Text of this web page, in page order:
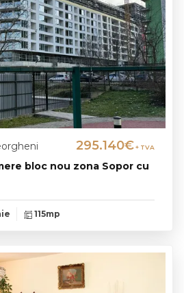
295.140€+ TVA
115mp